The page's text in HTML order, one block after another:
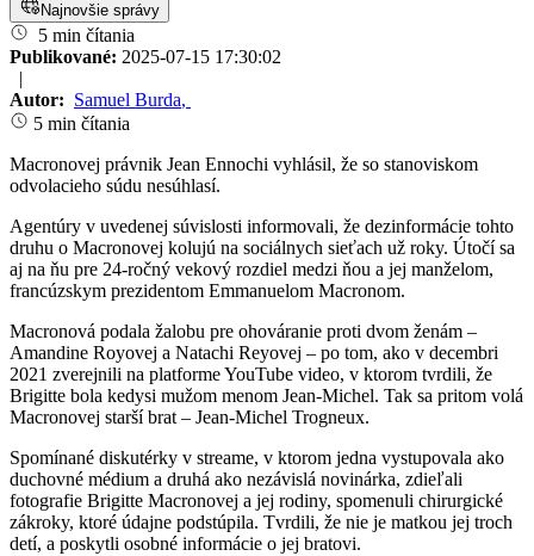
Najnovšie správy
5 min čítania
Publikované: 2025-07-15 17:30:02
|
Autor: Samuel Burda,
5 min čítania
Macronovej právnik Jean Ennochi vyhlásil, že so stanoviskom
odvolacieho súdu nesúhlasí.
Agentúry v uvedenej súvislosti informovali, že dezinformácie tohto
druhu o Macronovej kolujú na sociálnych sieťach už roky. Útočí sa
aj na ňu pre 24-ročný vekový rozdiel medzi ňou a jej manželom,
francúzskym prezidentom Emmanuelom Macronom.
Macronová podala žalobu pre ohováranie proti dvom ženám –
Amandine Royovej a Natachi Reyovej – po tom, ako v decembri
2021 zverejnili na platforme YouTube video, v ktorom tvrdili, že
Brigitte bola kedysi mužom menom Jean-Michel. Tak sa pritom volá
Macronovej starší brat – Jean-Michel Trogneux.
Spomínané diskutérky v streame, v ktorom jedna vystupovala ako
duchovné médium a druhá ako nezávislá novinárka, zdieľali
fotografie Brigitte Macronovej a jej rodiny, spomenuli chirurgické
zákroky, ktoré údajne podstúpila. Tvrdili, že nie je matkou jej troch
detí, a poskytli osobné informácie o jej bratovi.